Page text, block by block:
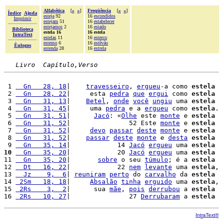
Índice
Ajuda
Imprimir
Biblioteca
IntraText
Èulogos
Alfabética [« »]
esteja 92
estejam 51
estejamos 2
estela 16
estelas 11
estemo 6
estenda 28
Freqüência [« »]
16 escondidos
16 estabelecer
16 estado
16 estela
16 esterco
16 estêvão
16 estrela
Livro  Capítulo,Verso
1
  Gn   28, 18
travesseiro , ergueu -a como estela
2
  Gn   28, 22
|     esta pedra que ergui como estela
3
  Gn   31, 13
Betel , onde você ungiu uma estela
4
  Gn   31, 45
|     uma pedra e a ergueu como estela .
5
  Gn   31, 51
Jacó : «Olhe este monte e estela
6
  Gn   31, 52
|               52 Este monte e estela
7
  Gn   31, 52
devo passar deste monte e estela
8
  Gn   31, 52
passar deste monte e desta estela
9
  Gn   35, 14
|            14 Jacó ergueu uma estela
10
  Gn   35, 20
|            20 Jacó ergueu uma estela
11
  Gn   35, 20
sobre o seu túmulo ; é a estela
12
  Dt   16, 22
|            22 nem levante uma estela
13
  Jz    9,  6
reuniram perto do carvalho da estela
14
2Sm   18, 18 Absalão tinha erguido uma estela
15
2Rs    3,  2 |      sua mãe , pois derrubou a estela
16
2Rs   10, 27 |               27 Derrubaram a estela
IntraText®